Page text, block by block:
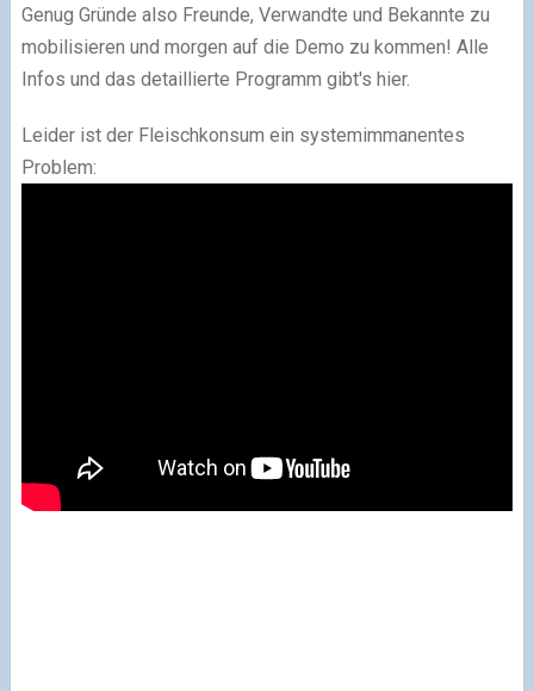
Genug Gründe also Freunde, Verwandte und Bekannte zu
mobilisieren und morgen auf die Demo zu kommen! Alle
Infos und das detaillierte Programm gibt's hier.
Leider ist der Fleischkonsum ein systemimmanentes
Problem: